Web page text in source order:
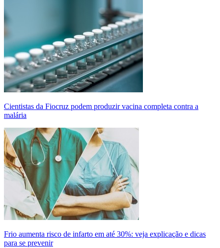
Cientistas da Fiocruz podem produzir vacina completa contra a
malária
Frio aumenta risco de infarto em até 30%: veja explicação e dicas
para se prevenir